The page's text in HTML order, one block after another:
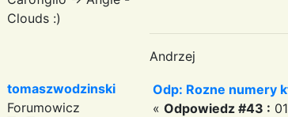
Clouds :)
Andrzej
tomaszwodzinski
Forumowicz
Odp: Rozne numery
« Odpowiedz #43 :